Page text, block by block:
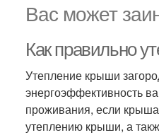
Вас может
Как правильно
Утепление крыши
энергоэффективность
проживания, если
утеплению крыши, а